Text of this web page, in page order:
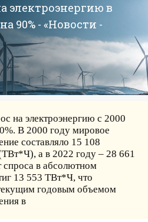
электроэнергию в
90% - «Новости -
на электроэнергию с 2000
В 2000 году мировое
составляло 15 108
а в 2022 году – 28 661
в абсолютном
13 553 ТВт*Ч, что
годовым объемом
в